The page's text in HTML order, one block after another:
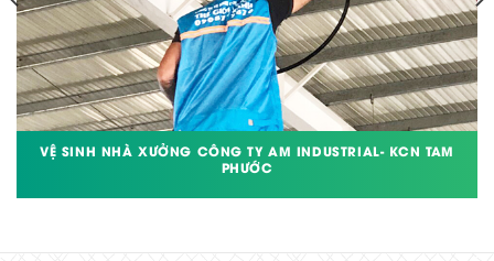
VỆ SINH NHÀ XƯỞNG CÔNG TY AM INDUSTRIAL- KCN TAM
PHƯỚC